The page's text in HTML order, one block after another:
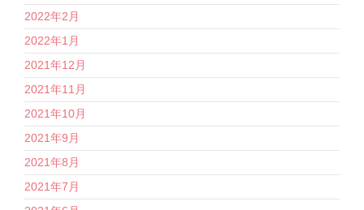
2022年2月
2022年1月
2021年12月
2021年11月
2021年10月
2021年9月
2021年8月
2021年7月